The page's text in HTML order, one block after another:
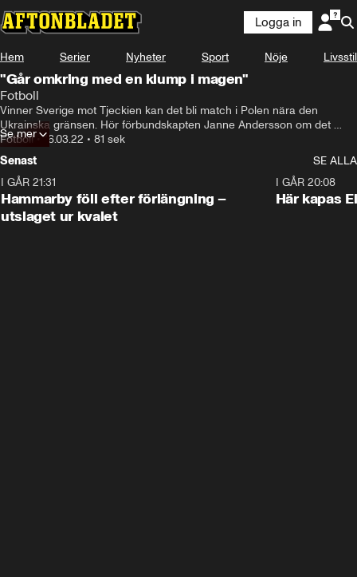
Logga in
Hem Serier Nyheter Sport Nöje Livsstil
"Går omkring med en klump i magen"
Fotboll
Vinner Sverige mot Tjeckien kan det bli match i Polen nära den
Ukrainska gränsen. Hör förbundskapten Janne Andersson om det
scenariot.
Fotboll•16.03.22 • 81 sek
Se mer
Senast
SE ALLA
I GÅR 21:31
Hammarby föll efter förlängning –
utslaget ur kvalet
I GÅR 20:08
Här kapas